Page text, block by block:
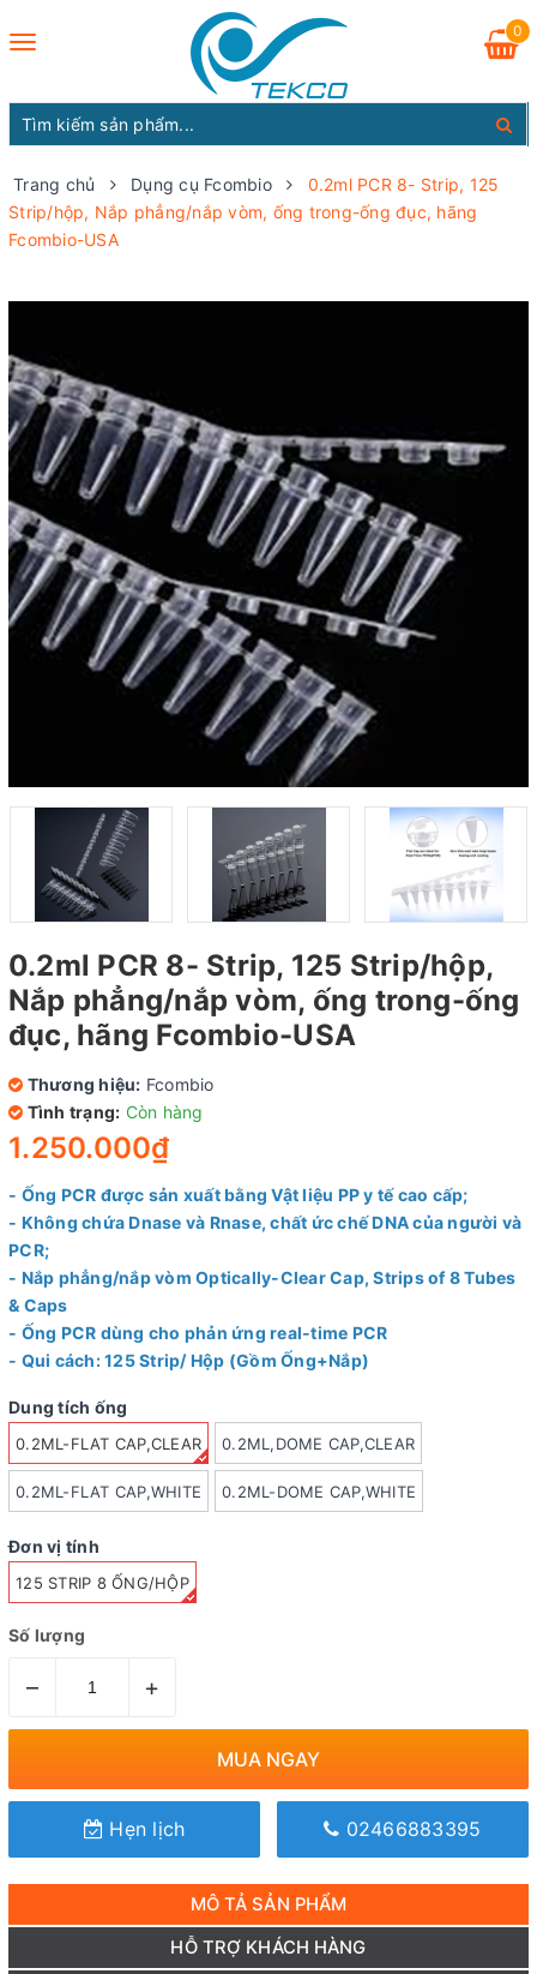
Toggle
0
Trang chủ Dụng cụ Fcombio
0.2ml PCR 8- Strip, 125
Strip/hộp, Nắp phẳng/nắp vòm, ống trong-ống đục, hãng
Fcombio-USA
0.2ml PCR 8- Strip, 125 Strip/hộp,
Nắp phẳng/nắp vòm, ống trong-ống
đục, hãng Fcombio-USA
Thương hiệu: Fcombio
Tình trạng: Còn hàng
1.250.000₫
- Ống PCR được sản xuất bằng Vật liệu PP y tế cao cấp;
- Không chứa Dnase và Rnase, chất ức chế DNA của người và
PCR;
- Nắp phẳng/nắp vòm Optically-Clear Cap, Strips of 8 Tubes
& Caps
- Ống PCR dùng cho phản ứng real-time PCR
- Qui cách: 125 Strip/ Hộp (Gồm Ống+Nắp)
Dung tích ống
0.2ML-FLAT CAP,CLEAR 0.2ML,DOME CAP,CLEAR
0.2ML-FLAT CAP,WHITE 0.2ML-DOME CAP,WHITE
Đơn vị tính
125 STRIP 8 ỐNG/HỘP
Số lượng
– +
MUA NGAY
Hẹn lịch 02466883395
MÔ TẢ SẢN PHẨM
HỖ TRỢ KHÁCH HÀNG